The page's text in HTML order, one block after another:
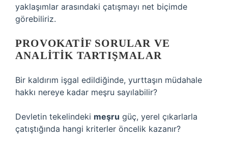
yaklaşımlar arasındaki çatışmayı net biçimde
görebiliriz.
PROVOKATIF SORULAR VE
ANALITIK TARTIŞMALAR
Bir kaldırım işgal edildiğinde, yurttaşın müdahale
hakkı nereye kadar meşru sayılabilir?
Devletin tekelindeki meşru güç, yerel çıkarlarla
çatıştığında hangi kriterler öncelik kazanır?